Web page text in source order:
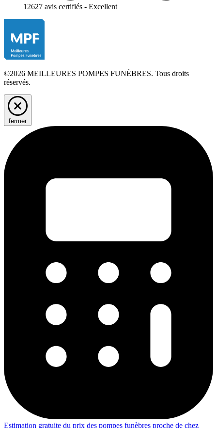
12627 avis certifiés - Excellent
©2026 MEILLEURES POMPES FUNÈBRES. Tous droits
réservés.
fermer
Estimation gratuite du prix des pompes funèbres proche de chez